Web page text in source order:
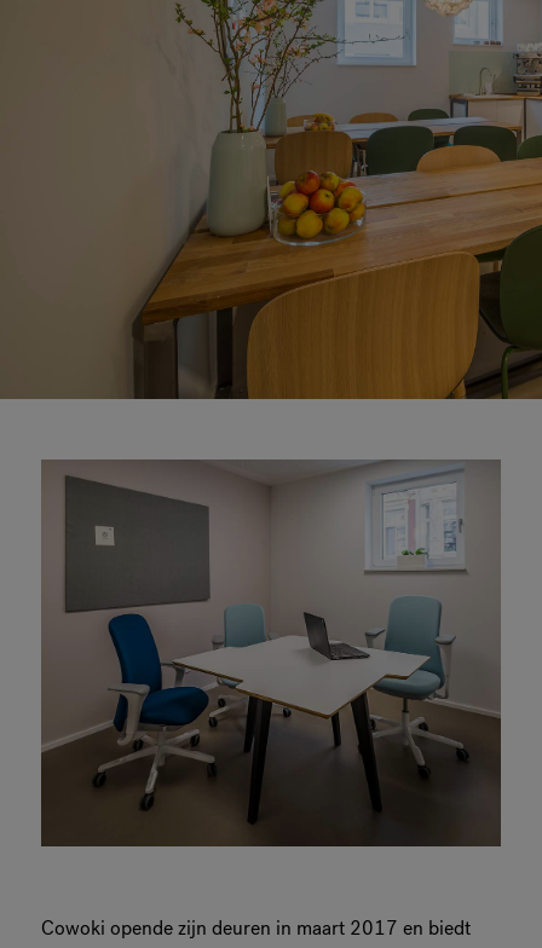
Cowoki opende zijn deuren in maart 2017 en biedt